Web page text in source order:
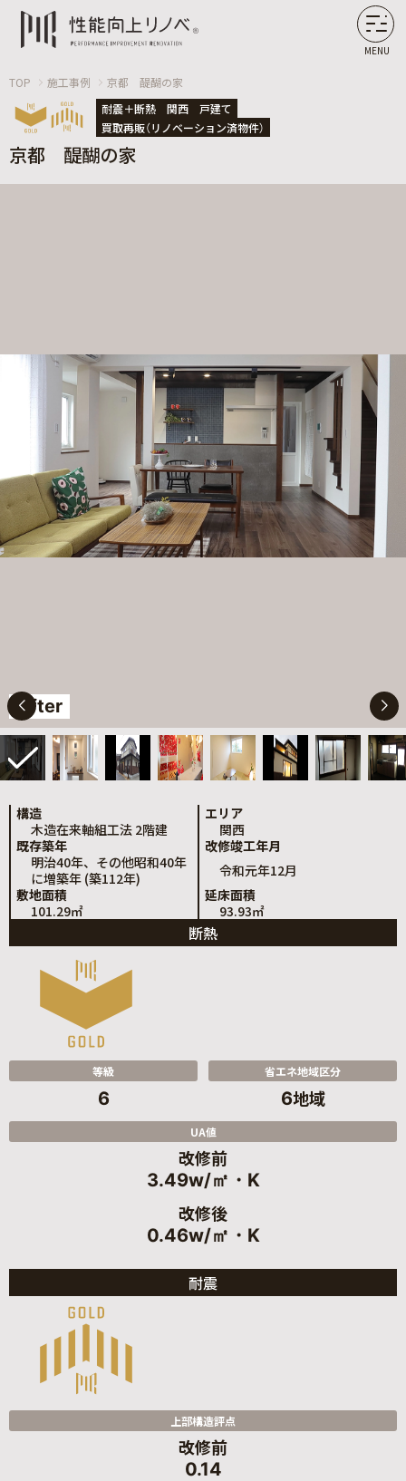
MENU
TOP 施工事例
京都 醍醐の家
耐震＋断熱
関西
戸建て
買取再販（リノベーション済物件）
京都 醍醐の家
After
構造
木造在来軸組工法 2階建
エリア
関西
既存築年
明治40年、その他昭和40年
に増築年 (築112年)
改修竣工年月
令和元年12月
敷地面積
101.29㎡
延床面積
93.93㎡
断熱
等級
6
省エネ地域区分
6地域
UA値
改修前
3.49w/㎡・K
改修後
0.46w/㎡・K
耐震
上部構造評点
改修前
0.14